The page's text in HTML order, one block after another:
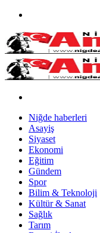
Niğde haberleri
Asayiş
Siyaset
Ekonomi
Eğitim
Gündem
Spor
Bilim & Teknoloji
Kültür & Sanat
Sağlık
Tarım